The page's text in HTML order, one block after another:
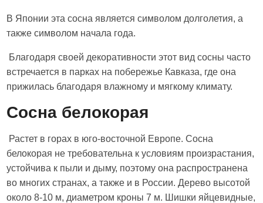
В Японии эта сосна является символом долголетия, а
также символом начала года.
Благодаря своей декоративности этот вид сосны часто
встречается в парках на побережье Кавказа, где она
прижилась благодаря влажному и мягкому климату.
Сосна белокорая
Растет в горах в юго-восточной Европе. Сосна
белокорая не требовательна к условиям произрастания,
устойчива к пыли и дыму, поэтому она распространена
во многих странах, а также и в России. Дерево высотой
около 8-10 м, диаметром кроны 7 м. Шишки яйцевидные,